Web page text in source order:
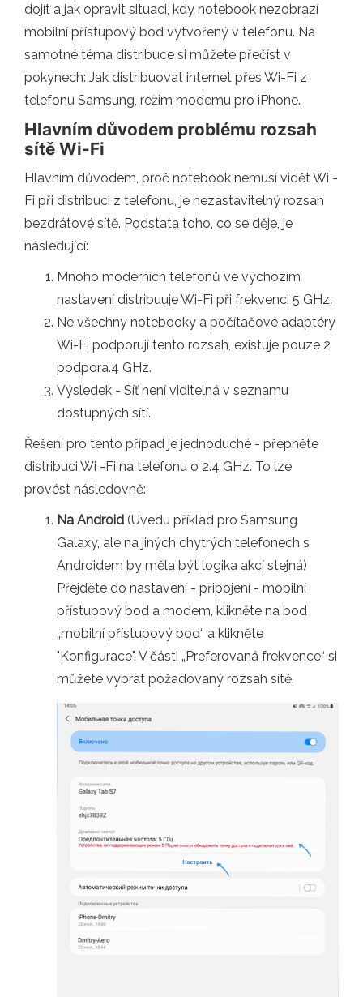
dojít a jak opravit situaci, kdy notebook nezobrazí
mobilní přístupový bod vytvořený v telefonu. Na
samotné téma distribuce si můžete přečíst v
pokynech: Jak distribuovat internet přes Wi-Fi z
telefonu Samsung, režim modemu pro iPhone.
Hlavním důvodem problému rozsah
sítě Wi-Fi
Hlavním důvodem, proč notebook nemusí vidět Wi -
Fi při distribuci z telefonu, je nezastavitelný rozsah
bezdrátové sítě. Podstata toho, co se děje, je
následující:
Mnoho moderních telefonů ve výchozím
nastavení distribuuje Wi-Fi při frekvenci 5 GHz.
Ne všechny notebooky a počítačové adaptéry
Wi-Fi podporují tento rozsah, existuje pouze 2
podpora.4 GHz.
Výsledek - Síť není viditelná v seznamu
dostupných sítí.
Řešení pro tento případ je jednoduché - přepněte
distribuci Wi -Fi na telefonu o 2.4 GHz. To lze
provést následovně:
Na Android (Uvedu příklad pro Samsung
Galaxy, ale na jiných chytrých telefonech s
Androidem by měla být logika akcí stejná)
Přejděte do nastavení - připojení - mobilní
přístupový bod a modem, klikněte na bod
„mobilní přístupový bod“ a klikněte
"Konfigurace". V části „Preferovaná frekvence“ si
můžete vybrat požadovaný rozsah sítě.